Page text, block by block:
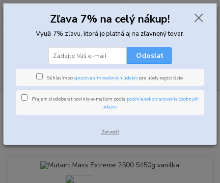
Hľadať
0,00 EUR
Gainery Mutant Mass Extreme 2500 5450g vanilka
Zľava 7% na celý nákup!
Využi 7% zľavu, ktorá je platná aj na zľavnený tovar.
Odoslať
Súhlasím sospracovaním osobných údajov pre účely registrácie.
Prajem si odoberať novinky e-mailom podľa podmienok spracovania osobných
údajov.
Zatvoriť